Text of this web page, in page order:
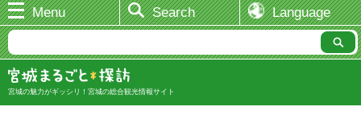
Menu Search Language
宮城の魅力がギッシリ！宮城の総合観光情報サイト